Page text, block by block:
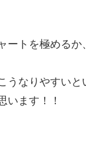
トを極めるか
うなりやすい
います！！